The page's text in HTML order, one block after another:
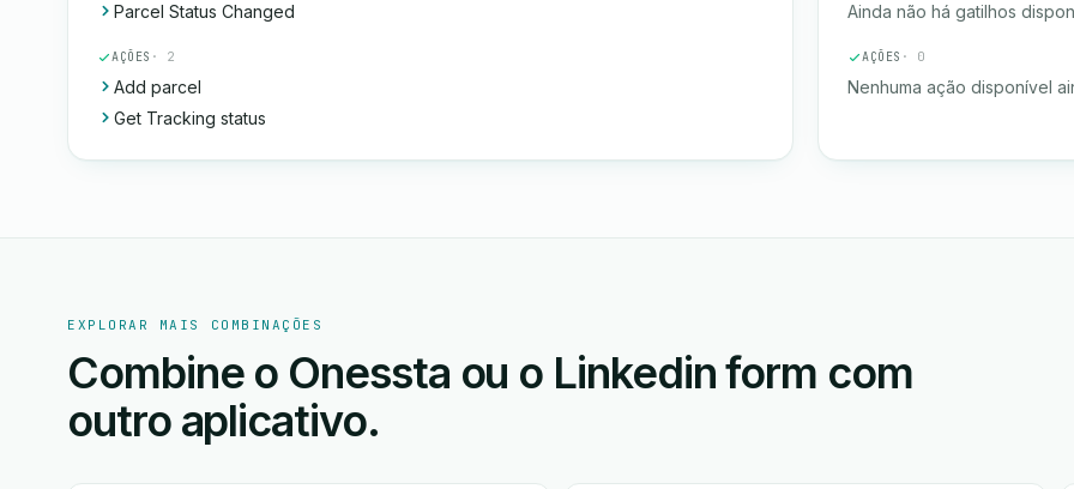
Parcel Status Changed
AÇÕES · 2
Add parcel
Get Tracking status
Ainda não há gatilhos
AÇÕES · 0
Nenhuma ação disponível
EXPLORAR MAIS COMBINAÇÕES
Combine o Onessta ou o Linkedin form com
outro aplicativo.